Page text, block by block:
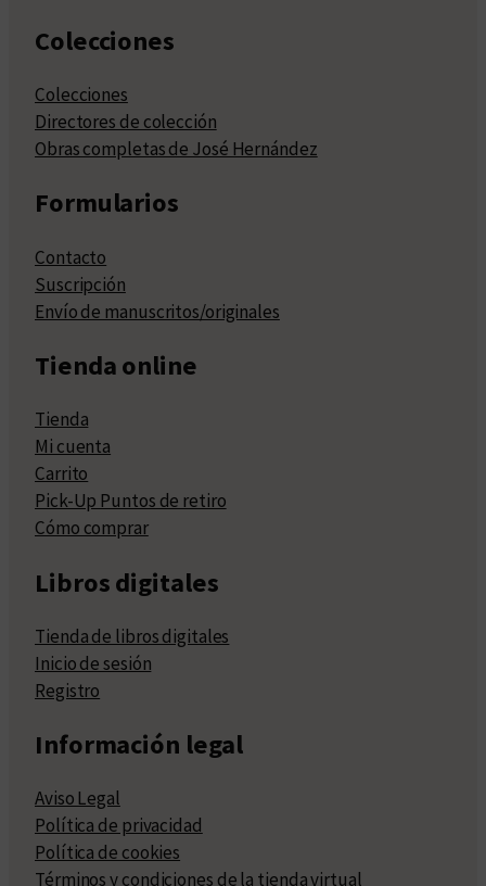
Colecciones
Colecciones
Directores de colección
Obras completas de José Hernández
Formularios
Contacto
Suscripción
Envío de manuscritos/originales
Tienda online
Tienda
Mi cuenta
Carrito
Pick-Up Puntos de retiro
Cómo comprar
Libros digitales
Tienda de libros digitales
Inicio de sesión
Registro
Información legal
Aviso Legal
Política de privacidad
Política de cookies
Términos y condiciones de la tienda virtual